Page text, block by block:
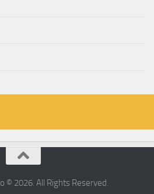
© 2026. All Rights Reserved.